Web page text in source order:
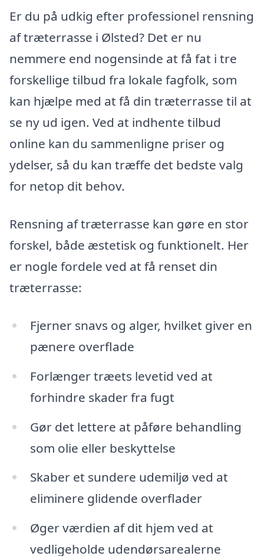
Er du på udkig efter professionel rensning
af træterrasse i Ølsted? Det er nu
nemmere end nogensinde at få fat i tre
forskellige tilbud fra lokale fagfolk, som
kan hjælpe med at få din træterrasse til at
se ny ud igen. Ved at indhente tilbud
online kan du sammenligne priser og
ydelser, så du kan træffe det bedste valg
for netop dit behov.
Rensning af træterrasse kan gøre en stor
forskel, både æstetisk og funktionelt. Her
er nogle fordele ved at få renset din
træterrasse:
Fjerner snavs og alger, hvilket giver en
pænere overflade
Forlænger træets levetid ved at
forhindre skader fra fugt
Gør det lettere at påføre behandling
som olie eller beskyttelse
Skaber et sundere udemiljø ved at
eliminere glidende overflader
Øger værdien af dit hjem ved at
vedligeholde udendørsarealerne